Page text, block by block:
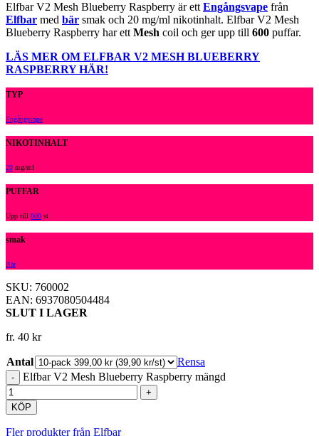
Elfbar V2 Mesh Blueberry Raspberry är ett Engångsvape från
Elfbar med bär smak och 20 mg/ml nikotinhalt. Elfbar V2 Mesh
Blueberry Raspberry har ett Mesh coil och ger upp till 600 puffar.
LÄS MER OM ELFBAR V2 MESH BLUEBERRY
RASPBERRY HÄR!
TYP
Engångsvape
NIKOTINHALT
20 mg/ml
PUFFAR
Upp till 600 st
smak
Bär
SKU: 760002
EAN: 6937080504484
SLUT I LAGER
fr. 40 kr
Antal
Rensa
Elfbar V2 Mesh Blueberry Raspberry mängd
KÖP
Fler produkter från Elfbar